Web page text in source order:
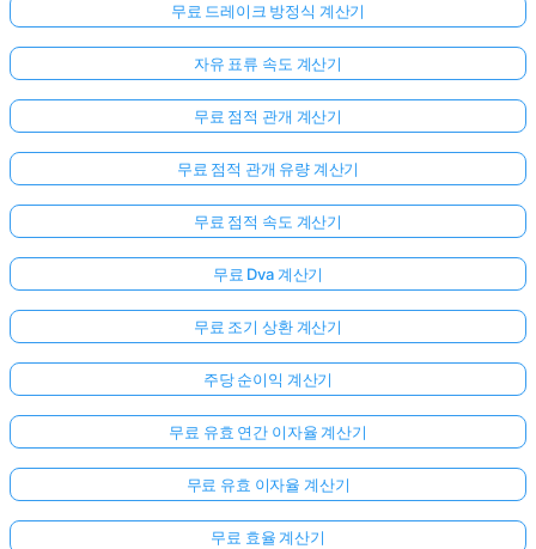
무료 드레이크 방정식 계산기
자유 표류 속도 계산기
무료 점적 관개 계산기
무료 점적 관개 유량 계산기
무료 점적 속도 계산기
무료 Dva 계산기
무료 조기 상환 계산기
주당 순이익 계산기
무료 유효 연간 이자율 계산기
무료 유효 이자율 계산기
무료 효율 계산기